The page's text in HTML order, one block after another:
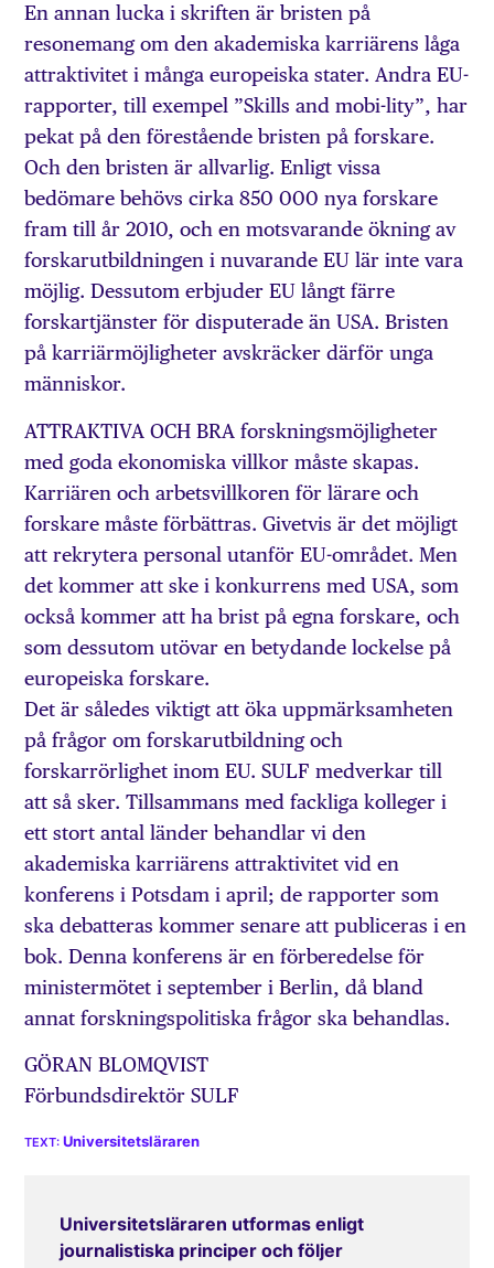
En annan lucka i skriften är bristen på
resonemang om den akademiska karriärens låga
attraktivitet i många europeiska stater. Andra EU-
rapporter, till exempel ”Skills and mobi-lity”, har
pekat på den förestående bristen på forskare.
Och den bristen är allvarlig. Enligt vissa
bedömare behövs cirka 850 000 nya forskare
fram till år 2010, och en motsvarande ökning av
forskarutbildningen i nuvarande EU lär inte vara
möjlig. Dessutom erbjuder EU långt färre
forskartjänster för disputerade än USA. Bristen
på karriärmöjligheter avskräcker därför unga
människor.
ATTRAKTIVA OCH BRA forskningsmöjligheter
med goda ekonomiska villkor måste skapas.
Karriären och arbetsvillkoren för lärare och
forskare måste förbättras. Givetvis är det möjligt
att rekrytera personal utanför EU-området. Men
det kommer att ske i konkurrens med USA, som
också kommer att ha brist på egna forskare, och
som dessutom utövar en betydande lockelse på
europeiska forskare.
Det är således viktigt att öka uppmärksamheten
på frågor om forskarutbildning och
forskarrörlighet inom EU. SULF medverkar till
att så sker. Tillsammans med fackliga kolleger i
ett stort antal länder behandlar vi den
akademiska karriärens attraktivitet vid en
konferens i Potsdam i april; de rapporter som
ska debatteras kommer senare att publiceras i en
bok. Denna konferens är en förberedelse för
ministermötet i september i Berlin, då bland
annat forskningspolitiska frågor ska behandlas.
GÖRAN BLOMQVIST
Förbundsdirektör SULF
Universitetsläraren
Universitetsläraren utformas enligt
journalistiska principer och följer